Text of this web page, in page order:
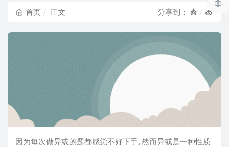
首页 正文 分享到：
因为每次做异或的题都感觉不好下手, 然而异或是一种性质